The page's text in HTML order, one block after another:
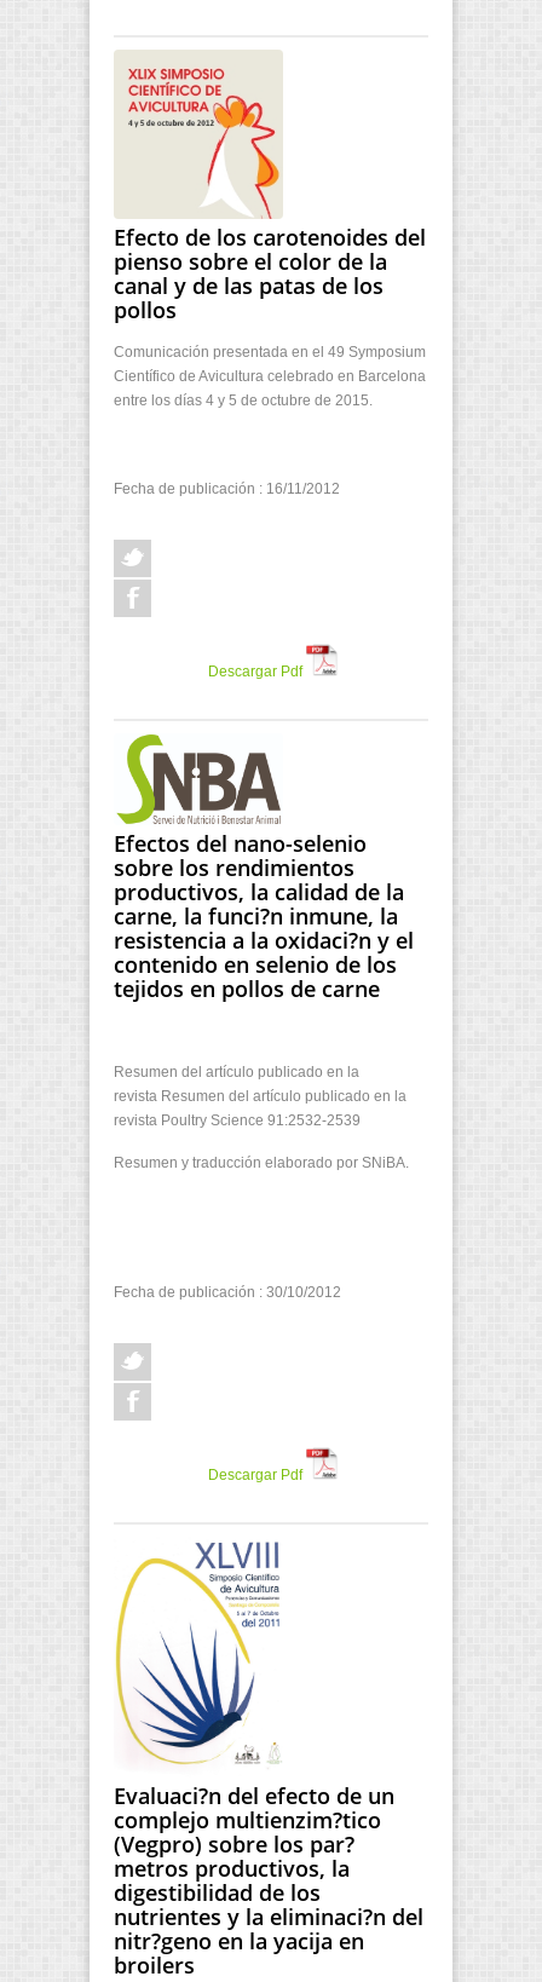
Efecto de los carotenoides del
pienso sobre el color de la
canal y de las patas de los
pollos
Comunicación presentada en el 49 Symposium
Científico de Avicultura celebrado en Barcelona
entre los días 4 y 5 de octubre de 2015.
Fecha de publicación : 16/11/2012
Descargar Pdf
Efectos del nano-selenio
sobre los rendimientos
productivos, la calidad de la
carne, la funci?n inmune, la
resistencia a la oxidaci?n y el
contenido en selenio de los
tejidos en pollos de carne
Resumen del artículo publicado en la
revista Resumen del artículo publicado en la
revista Poultry Science 91:2532-2539
Resumen y traducción elaborado por SNiBA.
Fecha de publicación : 30/10/2012
Descargar Pdf
Evaluaci?n del efecto de un
complejo multienzim?tico
(Vegpro) sobre los par?
metros productivos, la
digestibilidad de los
nutrientes y la eliminaci?n del
nitr?geno en la yacija en
broilers